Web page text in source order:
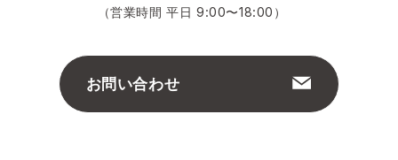
（営業時間 平日 9:00〜18:00）
お問い合わせ